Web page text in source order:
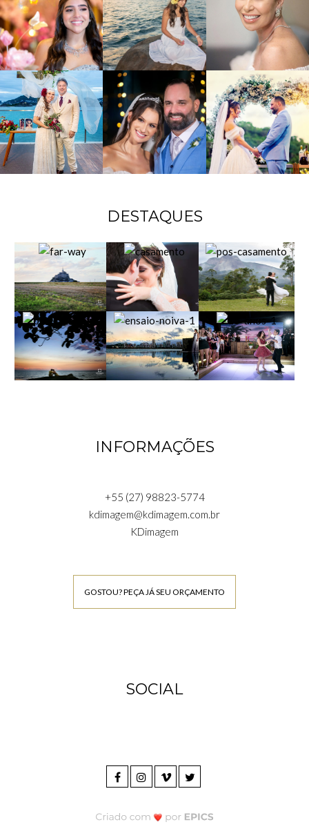
DESTAQUES
INFORMAÇÕES
+55 (27) 98823-5774
kdimagem@kdimagem.com.br
KDimagem
GOSTOU? PEÇA JÁ SEU ORÇAMENTO
SOCIAL